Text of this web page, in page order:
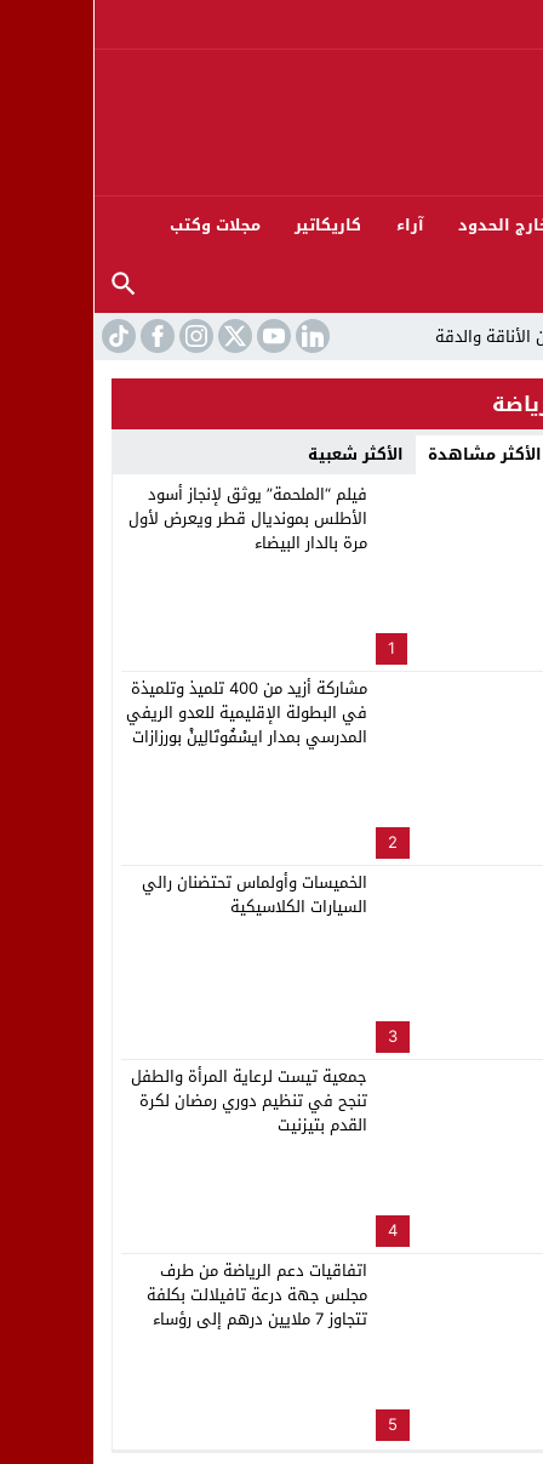
الحدود آراء كاريكاتير مجلات وكتب
بنزاهة النهائي
الأكثر مشاهدة الأكثر شعبية
1
فيلم “الملحمة” يوثق لإنجاز أسود
الأطلس بمونديال قطر ويعرض لأول
مرة بالدار البيضاء
2
مشاركة أزيد من 400 تلميذ وتلميذة
في البطولة الإقليمية للعدو الريفي
المدرسي بمدار ايسْفُوتَالِينْ بورزازات
3
الخميسات وأولماس تحتضنان رالي
السيارات الكلاسيكية
4
جمعية تيست لرعاية المرأة والطفل
تنجح في تنظيم دوري رمضان لكرة
القدم بتيزنيت
5
اتفاقيات دعم الرياضة من طرف
مجلس جهة درعة تافيلالت بكلفة
تتجاوز 7 ملايين درهم إلى رؤساء